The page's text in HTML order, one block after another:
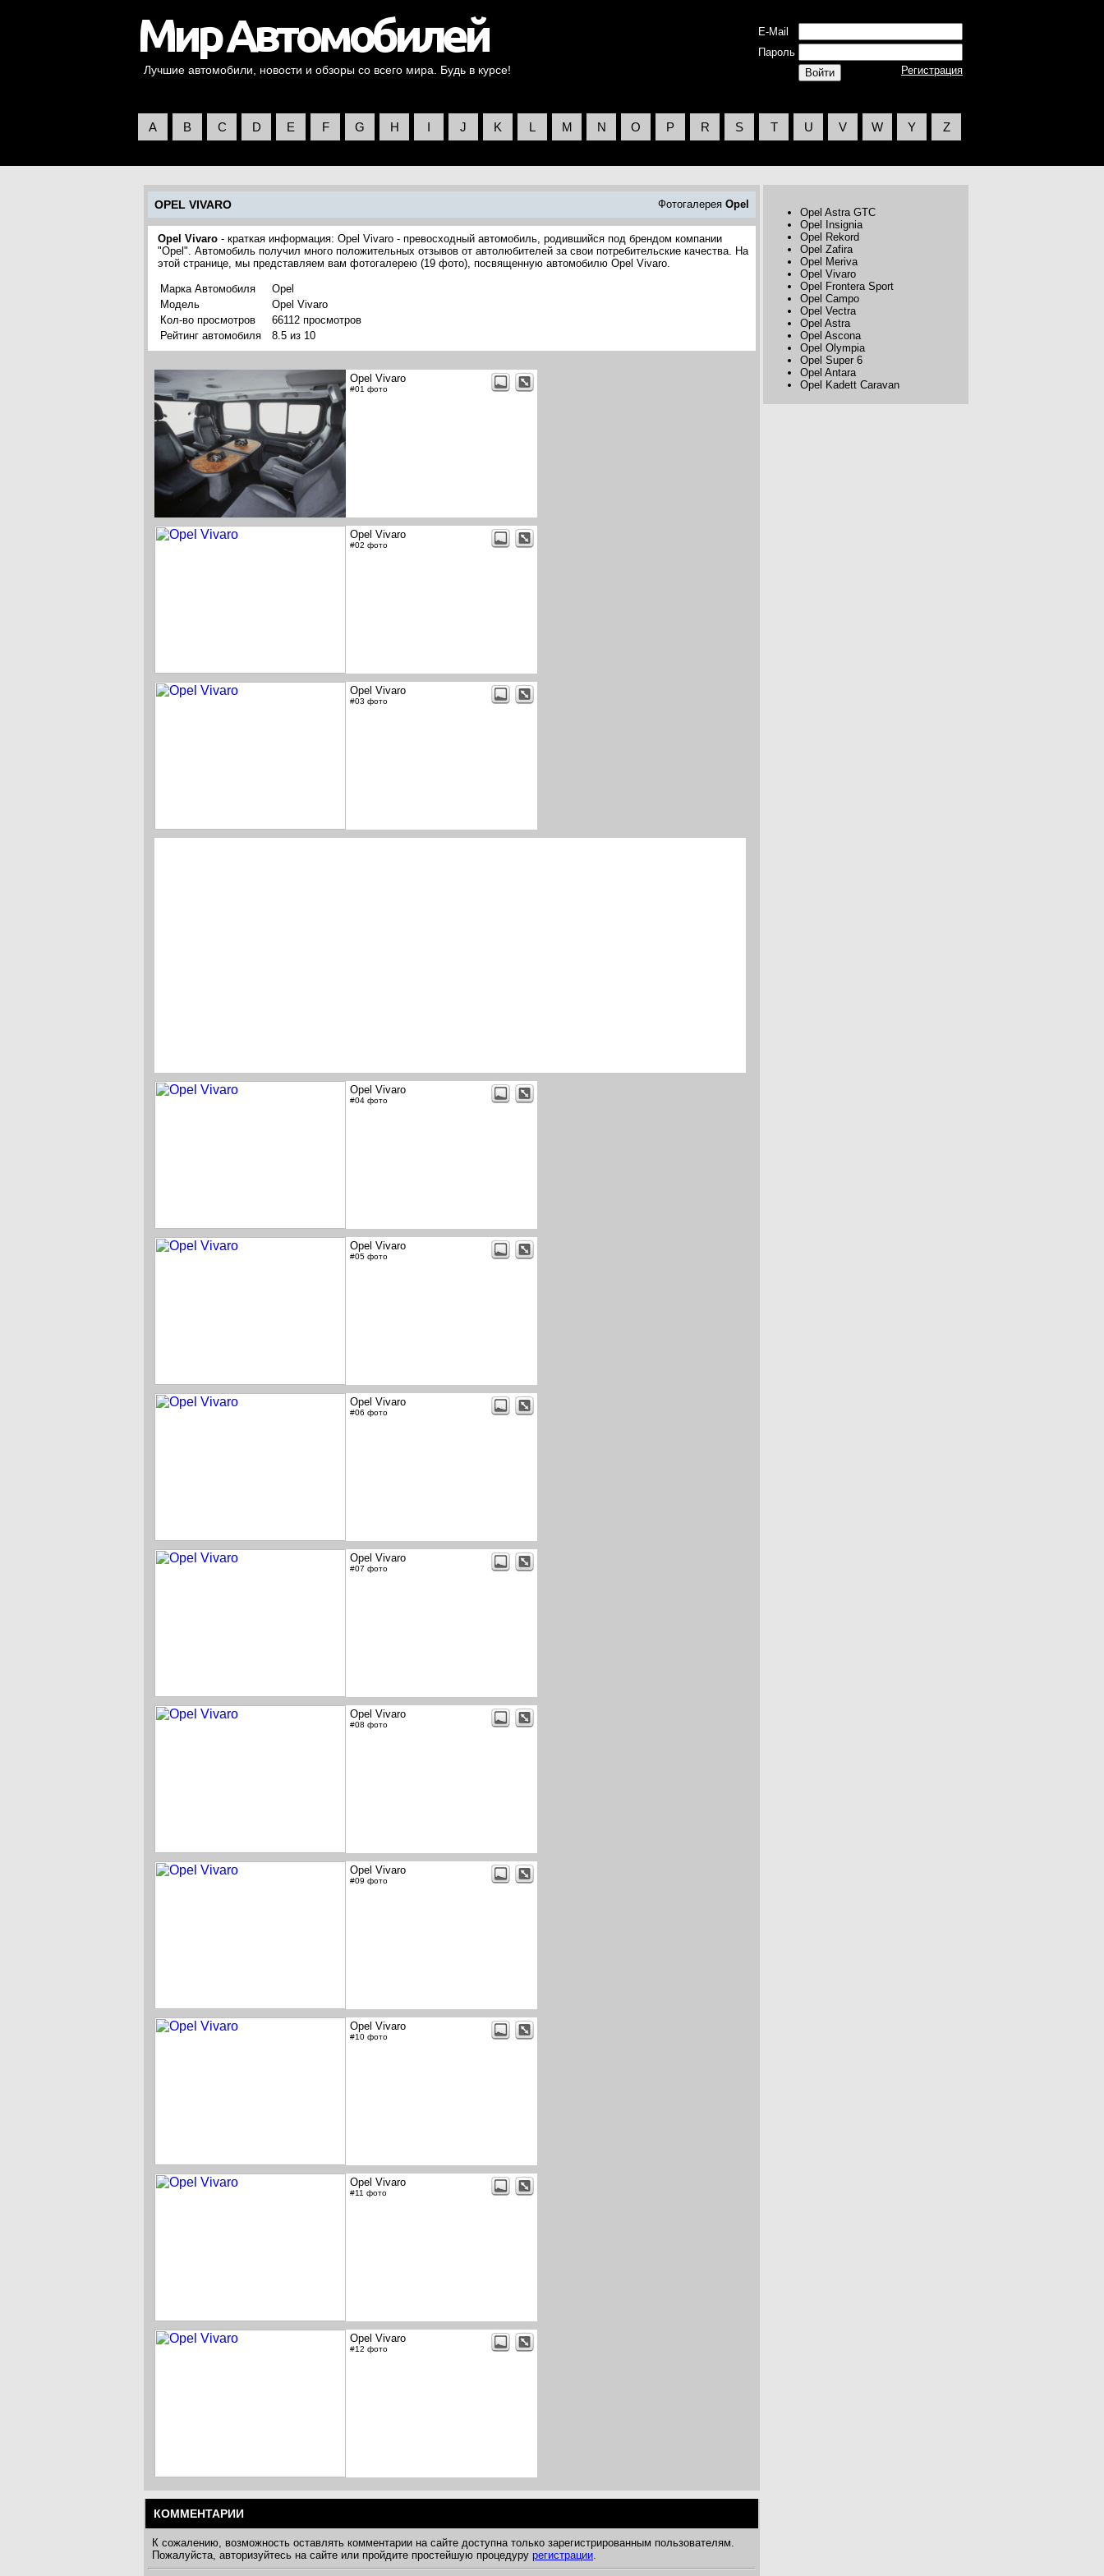
Лучшие автомобили, новости и обзоры со всего мира. Будь в курсе!
E-Mail
Пароль
Регистрация
A B C D E F G H I J K L M N O P R S T U V W Y Z
OPEL VIVARO Фотогалерея Opel
Opel Vivaro - краткая информация: Opel Vivaro - превосходный автомобиль, родившийся под брендом компании
"Opel". Автомобиль получил много положительных отзывов от автолюбителей за свои потребительские качества. На
этой странице, мы представляем вам фотогалерею (19 фото), посвященную автомобилю Opel Vivaro.
Марка Автомобиля
Opel
Модель
Opel Vivaro
Кол-во просмотров
66112 просмотров
Рейтинг автомобиля
8.5 из 10
Opel Vivaro
#01 фото
Opel Vivaro
#02 фото
Opel Vivaro
#03 фото
Opel Vivaro
#04 фото
Opel Vivaro
#05 фото
Opel Vivaro
#06 фото
Opel Vivaro
#07 фото
Opel Vivaro
#08 фото
Opel Vivaro
#09 фото
Opel Vivaro
#10 фото
Opel Vivaro
#11 фото
Opel Vivaro
#12 фото
КОММЕНТАРИИ
К сожалению, возможность оставлять комментарии на сайте доступна только зарегистрированным пользователям.
Пожалуйста, авторизуйтесь на сайте или пройдите простейшую процедуру регистрации.
Opel Astra GTC
Opel Insignia
Opel Rekord
Opel Zafira
Opel Meriva
Opel Vivaro
Opel Frontera Sport
Opel Campo
Opel Vectra
Opel Astra
Opel Ascona
Opel Olympia
Opel Super 6
Opel Antara
Opel Kadett Caravan